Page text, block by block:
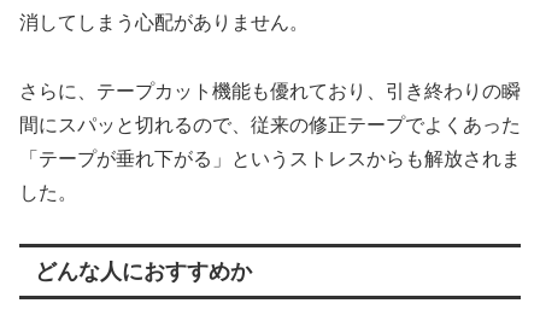
消してしまう心配がありません。
さらに、テープカット機能も優れており、引き終わりの瞬
間にスパッと切れるので、従来の修正テープでよくあった
「テープが垂れ下がる」というストレスからも解放されま
した。
どんな人におすすめか